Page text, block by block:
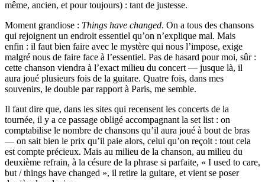
même, ancien, et pour toujours) : tant de justesse.
Moment grandiose : Things have changed. On a tous des chansons
qui rejoignent un endroit essentiel qu’on n’explique mal. Mais
enfin : il faut bien faire avec le mystère qui nous l’impose, exige
malgré nous de faire face à l’essentiel. Pas de hasard pour moi, sûr :
cette chanson viendra à l’exact milieu du concert — jusque là, il
aura joué plusieurs fois de la guitare. Quatre fois, dans mes
souvenirs, le double par rapport à Paris, me semble.
Il faut dire que, dans les sites qui recensent les concerts de la
tournée, il y a ce passage obligé accompagnant la set list : on
comptabilise le nombre de chansons qu’il aura joué à bout de bras
— on sait bien le prix qu’il paie alors, celui qu’on reçoit : tout cela
est compte précieux. Mais au milieu de la chanson, au milieu du
deuxième refrain, à la césure de la phrase si parfaite, « I used to care,
but / things have changed », il retire la guitare, et vient se poser